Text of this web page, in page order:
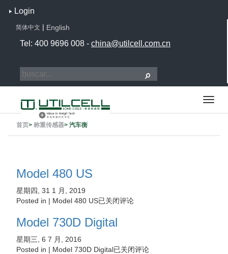
Login
简体中文 | English
Tel: 400 9696 008 - china@utilcell.com.cn
首页> 称重传感器> 汽车衡
Model 480 US
星期四, 31 1 月, 2019
Posted in | Model 480 US已关闭评论
Model 730D Digital
星期三, 6 7 月, 2016
Posted in | Model 730D Digital已关闭评论